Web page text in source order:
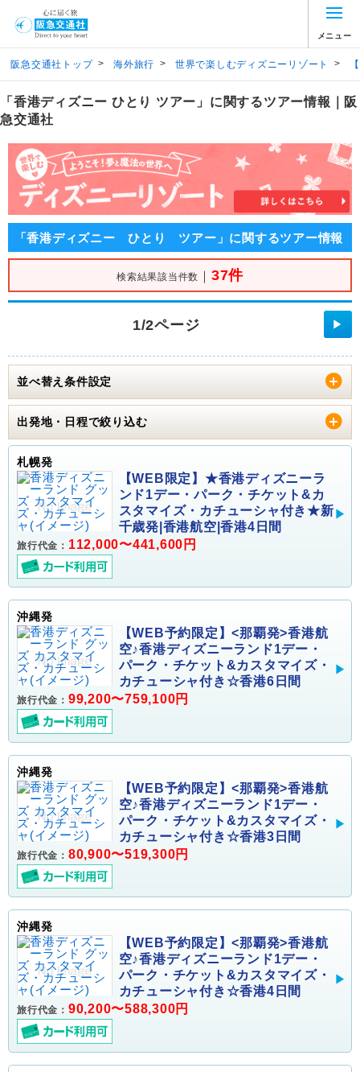
メニュー
阪急交通社トップ > 海外旅行 > 世界で楽しむディズニーリゾート >
「香港ディズニー ひとり ツアー」に関するツアー情報｜阪
急交通社
「香港ディズニー ひとり ツアー」に関するツアー情報
検索結果該当件数 ｜ 37件
1/2ページ ▶
並べ替え条件設定
出発地・日程で絞り込む
札幌発
【WEB限定】★香港ディズニーラ
ンド1デー・パーク・チケット&カ
スタマイズ・カチューシャ付き★新
千歳発|香港航空|香港4日間
旅行代金： 112,000〜441,600円
沖縄発
【WEB予約限定】<那覇発>香港航
空♪香港ディズニーランド1デー・
パーク・チケット&カスタマイズ・
カチューシャ付き☆香港6日間
旅行代金： 99,200〜759,100円
沖縄発
【WEB予約限定】<那覇発>香港航
空♪香港ディズニーランド1デー・
パーク・チケット&カスタマイズ・
カチューシャ付き☆香港3日間
旅行代金： 80,900〜519,300円
沖縄発
【WEB予約限定】<那覇発>香港航
空♪香港ディズニーランド1デー・
パーク・チケット&カスタマイズ・
カチューシャ付き☆香港4日間
旅行代金： 90,200〜588,300円